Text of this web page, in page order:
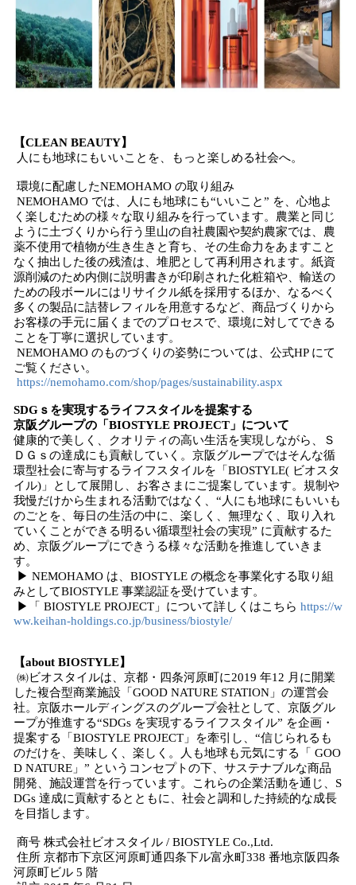
【CLEAN BEAUTY】
人にも地球にもいいことを、もっと楽しめる社会へ。
環境に配慮したNEMOHAMO の取り組み
NEMOHAMO では、人にも地球にも“いいこと” を、心地よ
く楽しむための様々な取り組みを行っています。農業と同じ
ように土づくりから行う里山の自社農園や契約農家では、農
薬不使用で植物が生き生きと育ち、その生命力をあますこと
なく抽出した後の残渣は、堆肥として再利用されます。紙資
源削減のため内側に説明書きが印刷された化粧箱や、輸送の
ための段ボールにはリサイクル紙を採用するほか、なるべく
多くの製品に詰替レフィルを用意するなど、商品づくりから
お客様の手元に届くまでのプロセスで、環境に対してできる
ことを丁寧に選択しています。
NEMOHAMO のものづくりの姿勢については、公式HP にて
ご覧ください。
https://nemohamo.com/shop/pages/sustainability.aspx
SDGｓを実現するライフスタイルを提案する
京阪グループの「BIOSTYLE PROJECT」について
健康的で美しく、クオリティの高い生活を実現しながら、Ｓ
ＤＧｓの達成にも貢献していく。京阪グループではそんな循
環型社会に寄与するライフスタイルを「BIOSTYLE( ビオスタ
イル)」として展開し、お客さまにご提案しています。規制や
我慢だけから生まれる活動ではなく、“人にも地球にもいいも
のごとを、毎日の生活の中に、楽しく、無理なく、取り入れ
ていくことができる明るい循環型社会の実現” に貢献するた
め、京阪グループにできうる様々な活動を推進していきま
す。
▶ NEMOHAMO は、BIOSTYLE の概念を事業化する取り組
みとしてBIOSTYLE 事業認証を受けています。
▶「 BIOSTYLE PROJECT」について詳しくはこちら https://w
ww.keihan-holdings.co.jp/business/biostyle/
【about BIOSTYLE】
㈱ビオスタイルは、京都・四条河原町に2019 年12 月に開業
した複合型商業施設「GOOD NATURE STATION」の運営会
社。京阪ホールディングスのグループ会社として、京阪グル
ープが推進する“SDGs を実現するライフスタイル” を企画・
提案する「BIOSTYLE PROJECT」を牽引し、“信じられるも
のだけを、美味しく、楽しく。人も地球も元気にする「 GOO
D NATURE」” というコンセプトの下、サステナブルな商品
開発、施設運営を行っています。これらの企業活動を通じ、S
DGs 達成に貢献するとともに、社会と調和した持続的な成長
を目指します。
商号 株式会社ビオスタイル / BIOSTYLE Co.,Ltd.
住所 京都市下京区河原町通四条下ル富永町338 番地京阪四条
河原町ビル 5 階